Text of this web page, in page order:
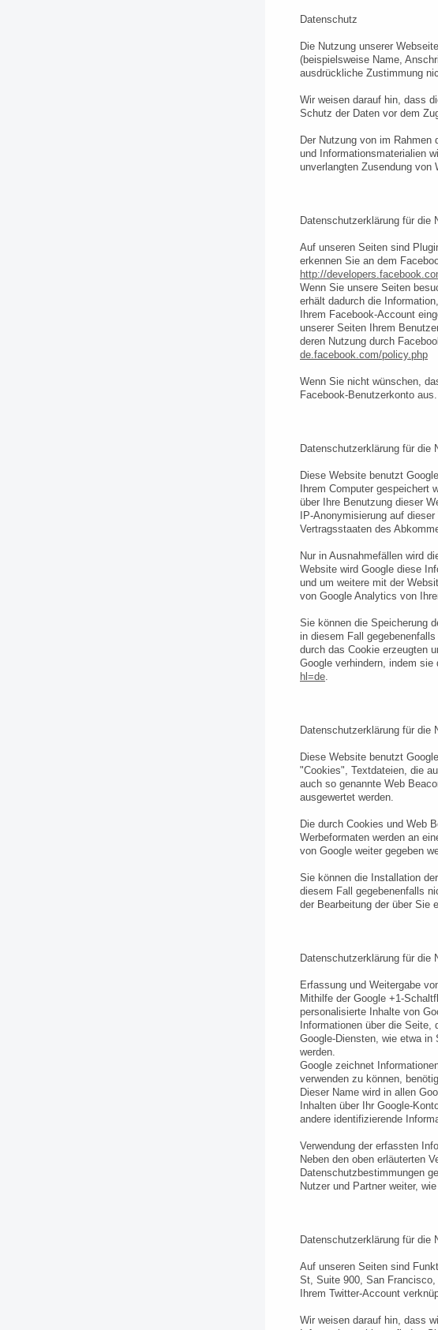
Datenschutz
Die Nutzung unserer
(beispielsweise Name,
ausdrückliche Zustimmung
Wir weisen darauf hin, dass
Schutz der Daten vor dem
Der Nutzung von im
und Informationsmaterialien
unverlangten Zusendung von
Datenschutzerklärung für die
Auf unseren Seiten sind
erkennen Sie an dem
http://
Wenn Sie unsere Seiten
erhält dadurch die
Ihrem Facebook-Account
unserer Seiten Ihrem
deren Nutzung durch
de.facebook.com/policy.php
Wenn Sie nicht wünschen,
Facebook-Benutzerkonto aus.
Datenschutzerklärung für die
Diese Website benutzt
Ihrem Computer
über Ihre Benutzung dieser
IP-Anonymisierung auf
Vertragsstaaten des
Nur in Ausnahmefällen wird
Website wird Google diese
und um weitere mit der
von Google Analytics von
Sie können die Speicherung
in diesem Fall
durch das Cookie erzeugten
Google verhindern, indem sie
hl=de.
Datenschutzerklärung für die
Diese Website benutzt
"Cookies", Textdateien, die
auch so genannte Web
ausgewertet werden.
Die durch Cookies und Web
Werbeformaten werden an
von Google weiter gegeben
Sie können die Installation
diesem Fall gegebenenfalls
der Bearbeitung der über Sie
Datenschutzerklärung für die
Erfassung und Weitergabe
Mithilfe der Google +1-
personalisierte Inhalte von
Informationen über die
Google-Diensten, wie etwa in
werden.
Google zeichnet
verwenden zu können,
Dieser Name wird in allen
Inhalten über Ihr Google-
andere identifizierende
Verwendung der erfassten
Neben den oben erläuterten
Datenschutzbestimmungen
Nutzer und Partner weiter,
Datenschutzerklärung für die
Auf unseren Seiten sind
St, Suite 900, San
Ihrem Twitter-Account
Wir weisen darauf hin, dass